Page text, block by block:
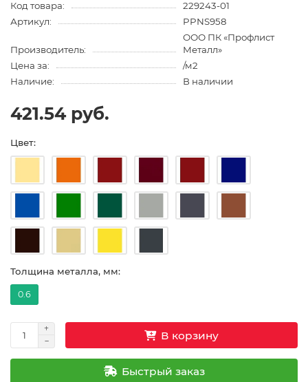
Код товара:
229243-01
Артикул:
PPNS958
Производитель:
ООО ПК «Профлист
Металл»
Цена за:
/м2
Наличие:
В наличии
421.54 руб.
Цвет:
Толщина металла, мм:
0.6
В корзину
Быстрый заказ